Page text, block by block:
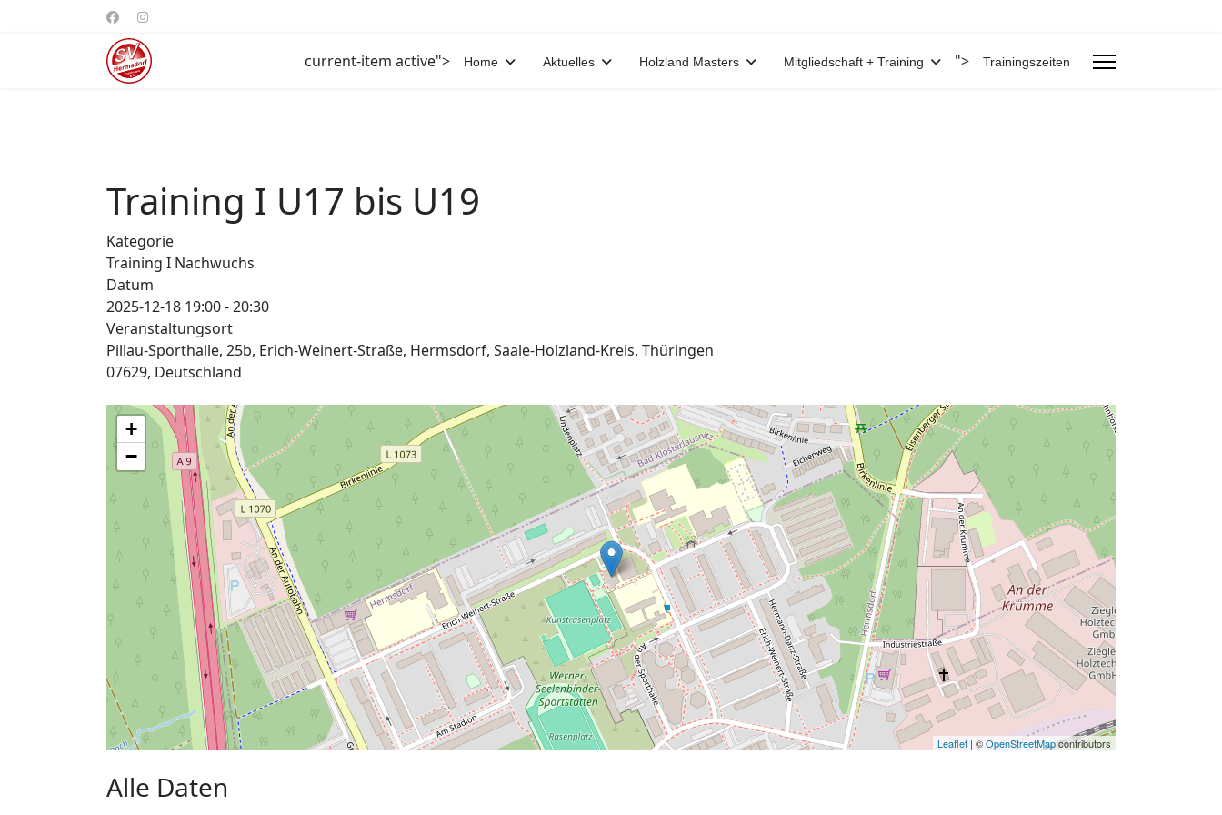
current-item active"> Home Aktuelles Holzland Masters Mitgliedschaft + Training "> Trainingszeiten
Training I U17 bis U19
Kategorie
Training I Nachwuchs
Datum
2025-12-18 19:00-20:30
Veranstaltungsort
Pillau-Sporthalle, 25b, Erich-Weinert-Straße, Hermsdorf, Saale-Holzland-Kreis, Thüringen
07629, Deutschland
+
−
Leaflet | ©OpenStreetMapcontributors
Alle Daten